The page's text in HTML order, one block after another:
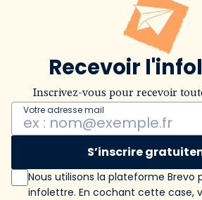
Recevoir
Inscrivez-vous pour recevoir
Votre adresse mail
S’inscrire
Nous utilisons la plateforme Brevo
infolettre. En cochant cette case,